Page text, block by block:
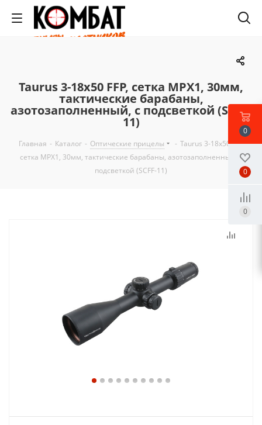
Taurus 3-18x50 FFP, сетка MPX1, 30мм,
тактические барабаны,
азотозаполненный, с подсветкой (SCFF-
11)
Главная - Каталог - Оптические прицелы - Taurus 3-18x50 FFP,
сетка MPX1, 30мм, тактические барабаны, азотозаполненный, с
подсветкой (SCFF-11)
0
0
0